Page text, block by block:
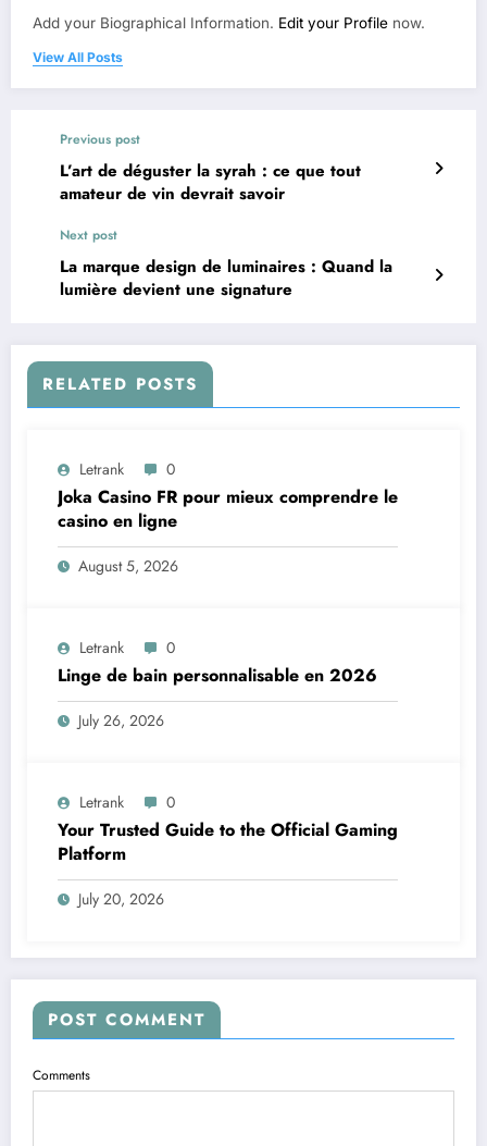
Add your Biographical Information. Edit your Profile now.
View All Posts
Previous post
L’art de déguster la syrah : ce que tout
amateur de vin devrait savoir
Next post
La marque design de luminaires : Quand la
lumière devient une signature
RELATED POSTS
Letrank 0
Joka Casino FR pour mieux comprendre le
casino en ligne
August 5, 2026
Letrank 0
Linge de bain personnalisable en 2026
July 26, 2026
Letrank 0
Your Trusted Guide to the Official Gaming
Platform
July 20, 2026
POST COMMENT
Comments